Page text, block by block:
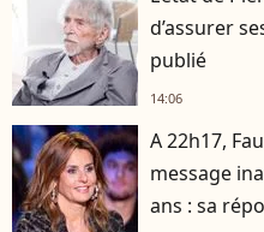
d’assurer
publié
14:06
A 22h17,
message
ans : sa